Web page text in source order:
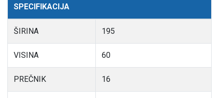
SPECIFIKACIJA
ŠIRINA 195
VISINA 60
PREČNIK 16